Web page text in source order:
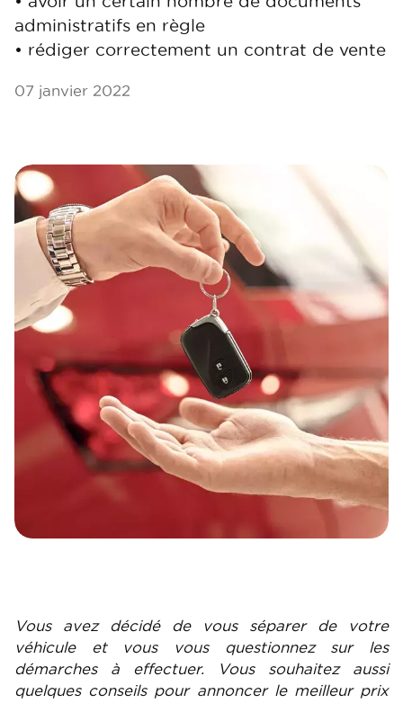
administratifs en règle
• rédiger correctement un contrat de vente
07 janvier 2022
Vous avez décidé de vous séparer de votre
véhicule et vous vous questionnez sur les
démarches à effectuer. Vous souhaitez aussi
quelques conseils pour annoncer le meilleur prix